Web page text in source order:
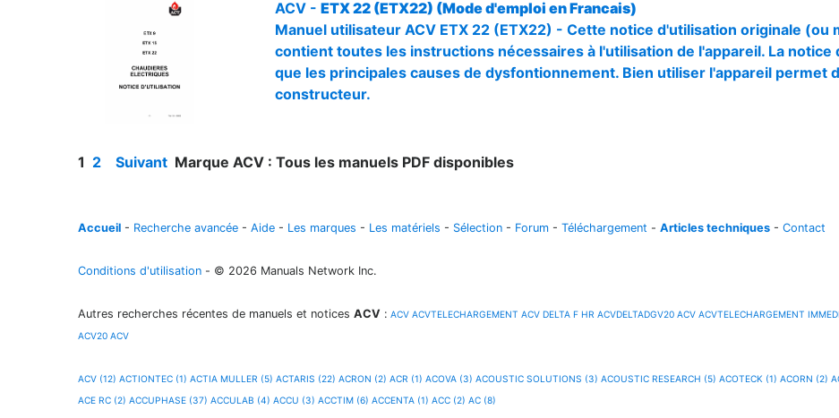
ACV - ETX 22 (ETX22) (Mode d'emploi en Francais)
Manuel utilisateur ACV ETX 22 (ETX22) - Cette notice d'utilisation originale (ou
contient toutes les instructions nécessaires à l'utilisation de l'appareil. La
que les principales causes de dysfontionnement. Bien utiliser l'appareil permet
constructeur.
1 2 Suivant Marque ACV : Tous les manuels PDF disponibles
Accueil - Recherche avancée - Aide - Les marques - Les matériels - Sélection - Forum - Téléchargement - Articles techniques - Contact
Conditions d'utilisation - © 2026 Manuals Network Inc.
Autres recherches récentes de manuels et notices ACV : ACV ACVTELECHARGEMENT ACV DELTA F HR ACVDELTADGV20 ACV ACVTELECHARGEMENT
ACV20 ACV
ACV (12) ACTIONTEC (1) ACTIA MULLER (5) ACTARIS (22) ACRON (2) ACR (1) ACOVA (3) ACOUSTIC SOLUTIONS (3) ACOUSTIC RESEARCH (5) ACOTECK (1) ACORN (2)
ACE RC (2) ACCUPHASE (37) ACCULAB (4) ACCU (3) ACCTIM (6) ACCENTA (1) ACC (2) AC (8)